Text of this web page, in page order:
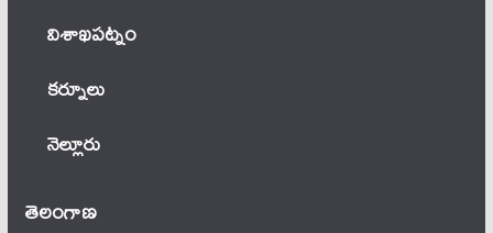
విశాఖపట్నం
కర్నూలు
నెల్లూరు
తెలంగాణ‌